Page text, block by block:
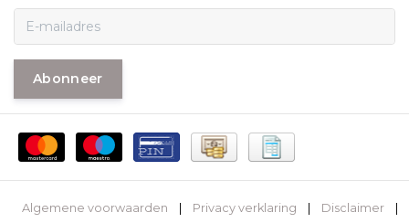
Abonneer
Algemene voorwaarden | Privacy verklaring | Disclaimer |